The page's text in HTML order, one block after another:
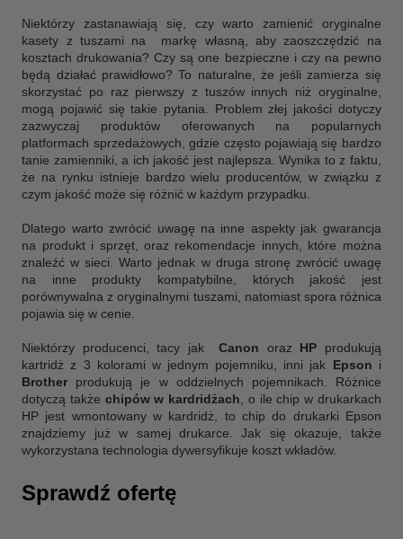
Niektórzy zastanawiają się, czy warto zamienić oryginalne
kasety z tuszami na markę własną, aby zaoszczędzić na
kosztach drukowania? Czy są one bezpieczne i czy na pewno
będą działać prawidłowo? To naturalne, że jeśli zamierza się
skorzystać po raz pierwszy z tuszów innych niż oryginalne,
mogą pojawić się takie pytania. Problem złej jakości dotyczy
zazwyczaj produktów oferowanych na popularnych
platformach sprzedażowych, gdzie często pojawiają się bardzo
tanie zamienniki, a ich jakość jest najlepsza. Wynika to z faktu,
że na rynku istnieje bardzo wielu producentów, w związku z
czym jakość może się różnić w każdym przypadku.
Dlatego warto zwrócić uwagę na inne aspekty jak gwarancja
na produkt i sprzęt, oraz rekomendacje innych, które można
znaleźć w sieci. Warto jednak w druga stronę zwrócić uwagę
na inne produkty kompatybilne, których jakość jest
porównywalna z oryginalnymi tuszami, natomiast spora różnica
pojawia się w cenie.
Niektórzy producenci, tacy jak Canon oraz HP
produkują
kartridż z 3 kolorami w jednym pojemniku, inni jak Epson i
Brother
produkują je w oddzielnych pojemnikach. Różnice
dotyczą także chipów w kardridżach, o ile chip w drukarkach
HP jest wmontowany w kardridż, to chip do drukarki Epson
znajdziemy już w samej drukarce. Jak się okazuje, także
wykorzystana technologia dywersyfikuje koszt wkładów.
Sprawdź ofertę